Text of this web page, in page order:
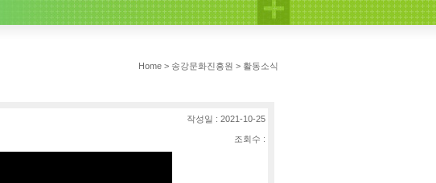
Home > 송강문화진흥원 > 활동소식
작성일 : 2021-10-25
조회수 :